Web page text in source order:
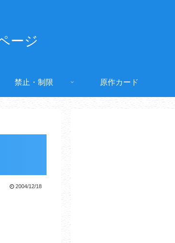
ージ
禁止・制限 原作カード
2004/12/18